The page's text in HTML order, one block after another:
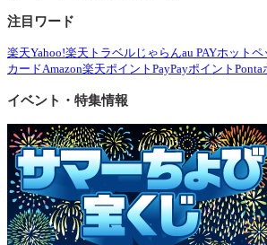
注目ワード
楽天Yahoo!楽天トラベル じゃらんau PAYホットペ
カードAmazon楽天ポイント PayPayポイント Ponta
イベント・特集情報